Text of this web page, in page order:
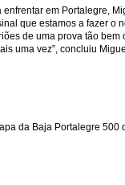
em Portalegre,
que estamos a fazer
de uma prova tão
uma vez”, concluiu
da Baja Portalegre